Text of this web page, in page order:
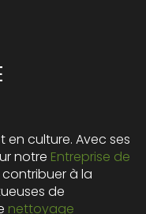
en culture. Avec ses
notre Entreprise de
contribuer à la
de
nettoyage